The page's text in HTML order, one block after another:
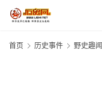
首页 历史事件 野史趣闻